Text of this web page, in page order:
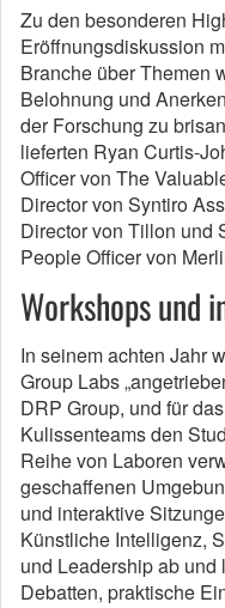
Zu den besonderen
Eröffnungsdiskussion
Branche über Themen
Belohnung und
der Forschung zu
lieferten Ryan Curtis-
Officer von The
Director von Syntiro
Director von Tillon und
People Officer von
Workshops und
In seinem achten Jahr
Group Labs
DRP Group, und für
Kulissenteams den
Reihe von Laboren
geschaffenen
und interaktive
Künstliche Intelligenz,
und Leadership ab
Debatten, praktische